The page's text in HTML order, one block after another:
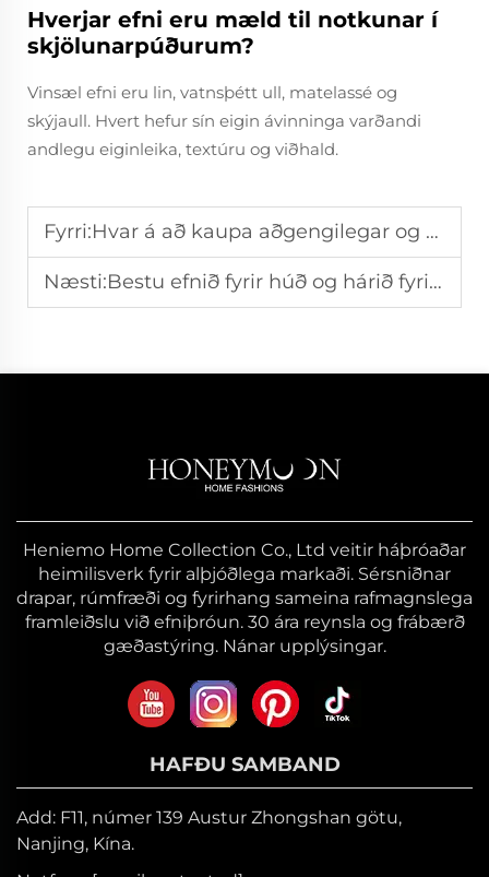
Hverjar efni eru mæld til notkunar í
skjölunarpúðurum?
Vinsæl efni eru lin, vatnsþétt ull, matelassé og
skýjaull. Hvert hefur sín eigin ávinninga varðandi
andlegu eiginleika, textúru og viðhald.
Fyrri:Hvar á að kaupa aðgengilegar og stílfregnar dekoratíva hvílfar
Næsti:Bestu efnið fyrir húð og hárið fyrir húð- og hárföt
Heniemo Home Collection Co., Ltd veitir háþróaðar
heimilisverk fyrir alþjóðlega markaði. Sérsniðnar
drapar, rúmfræði og fyrirhang sameina rafmagnslega
framleiðslu við efniþróun. 30 ára reynsla og frábærð
gæðastýring. Nánar upplýsingar.
HAFÐU SAMBAND
Add: F11, númer 139 Austur Zhongshan götu,
Nanjing, Kína.